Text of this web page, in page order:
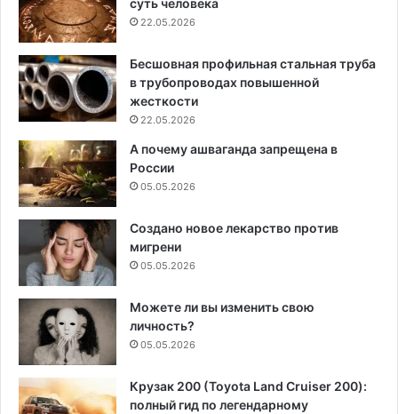
суть человека
22.05.2026
Бесшовная профильная стальная труба
в трубопроводах повышенной
жесткости
22.05.2026
А почему ашваганда запрещена в
России
05.05.2026
Создано новое лекарство против
мигрени
05.05.2026
Можете ли вы изменить свою
личность?
05.05.2026
Крузак 200 (Toyota Land Cruiser 200):
полный гид по легендарному